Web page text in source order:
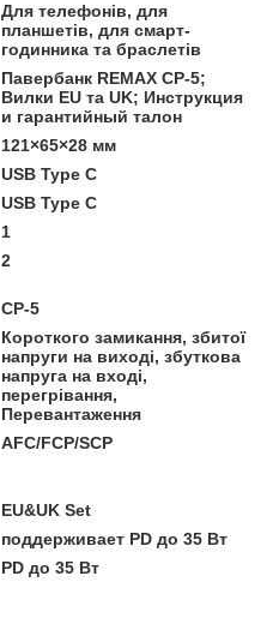
Для телефонів, для
планшетів, для смарт-
годинника та браслетів
Павербанк REMAX CP-5;
Вилки EU та UK; Инструкция
и гарантийный талон
121×65×28 мм
USB Type C
USB Type C
1
2
CP-5
Короткого замикання, збитої
напруги на виході, збуткова
напруга на вході,
перегрівання,
Перевантаження
AFC/FCP/SCP
EU&UK Set
поддерживает PD до 35 Вт
PD до 35 Вт